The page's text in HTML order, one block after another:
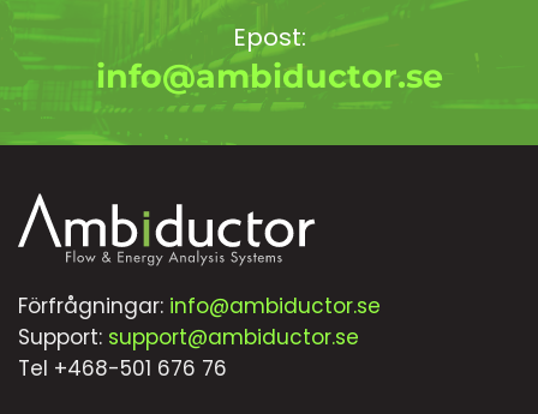
Epost:
info@ambiductor.se
Förfrågningar: info@ambiductor.se
Support: support@ambiductor.se
Tel +468-501 676 76